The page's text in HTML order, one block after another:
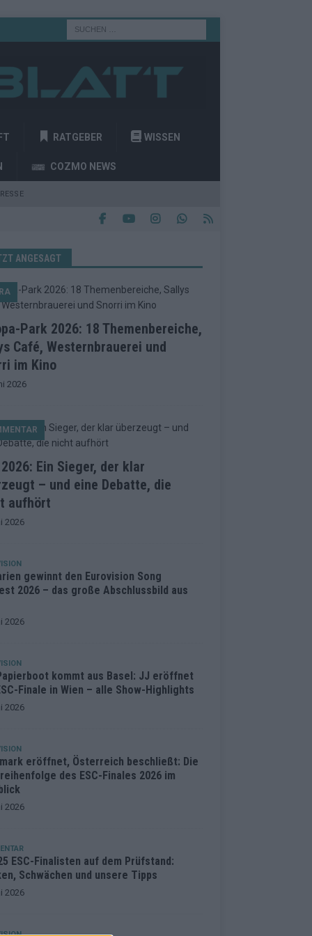
RATGEBER WISSEN
COZMO NEWS
ANGESAGT
Park 2026: 18 Themenbereiche,
Café, Westernbrauerei und
im Kino
2026
2026: Ein Sieger, der klar
– und eine Debatte, die
aufhört
2026
gewinnt den Eurovision Song
2026 – das große Abschlussbild aus
2026
kommt aus Basel: JJ eröffnet
Finale in Wien – alle Show-Highlights
2026
eröffnet, Österreich beschließt: Die
des ESC-Finales 2026 im
2026
ESC-Finalisten auf dem Prüfstand:
Schwächen und unsere Tipps
2026